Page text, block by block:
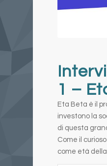
1 –
Eta Beta è il
investono la
di questa
Come il
come età